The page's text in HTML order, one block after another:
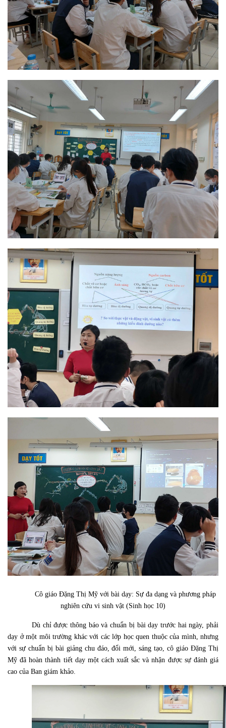
Cô giáo Đặng Thị Mỹ với bài dạy: Sự đa dạng và phương pháp
nghiên cứu vi sinh vật (Sinh học 10)
Dù chỉ được thông báo và chuẩn bị bài dạy trước hai ngày, phải
dạy ở một môi trường khác với các lớp học quen thuộc của mình, nhưng
với sự chuẩn bị bài giảng chu đáo, đổi mới, sáng tạo, cô giáo Đặng Thị
Mỹ đã hoàn thành tiết dạy một cách xuất sắc và nhận được sự đánh giá
cao của Ban giám khảo.